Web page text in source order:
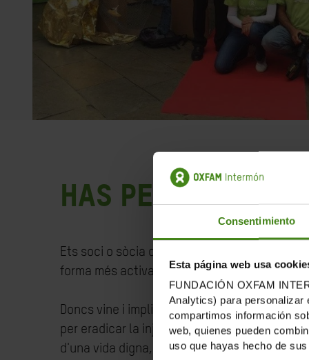
Consentimiento
Esta página web usa
FUNDACIÓN OXFAM
Analytics) para personalizar
compartimos información
web, quienes pueden
uso que hayas hecho de
Has pensat que
Ets soci o sòcia d'Oxfam Intermón, sí, però
forma més activa i personal i no saps com.
Doncs vine i implica’t. Som un grup de
per eradicar la injustícia i la pobresa, i per
d'una vida digna, perquè creiem en un món